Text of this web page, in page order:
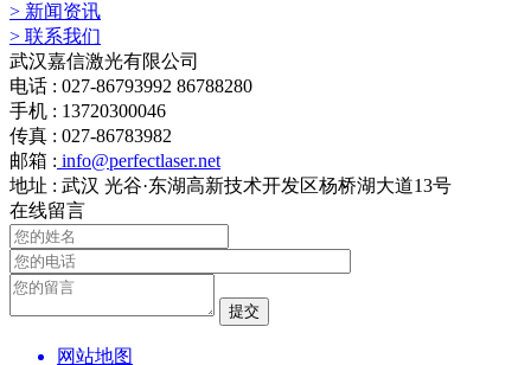
> 新闻资讯
> 联系我们
武汉嘉信激光有限公司
电话 : 027-86793992 86788280
手机 : 13720300046
传真 : 027-86783982
邮箱 : info@perfectlaser.net
地址 : 武汉 光谷·东湖高新技术开发区杨桥湖大道13号
在线留言
提交
网站地图